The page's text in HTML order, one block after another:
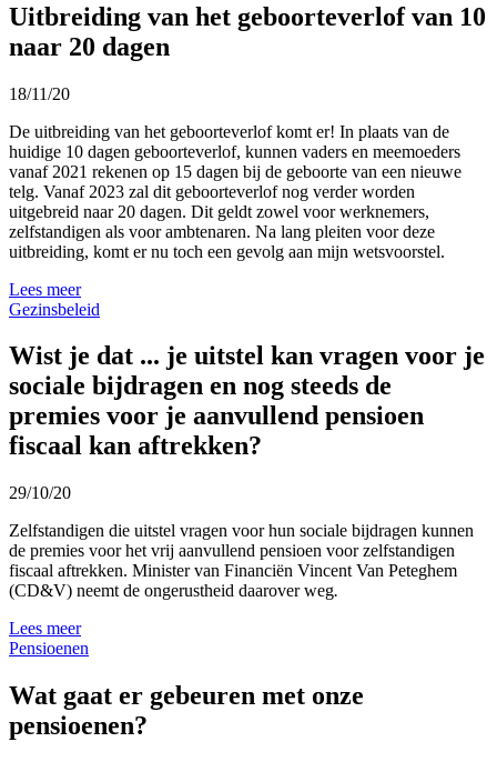
Uitbreiding van het geboorteverlof van 10
naar 20 dagen
18/11/20
De uitbreiding van het geboorteverlof komt er! In plaats van de
huidige 10 dagen geboorteverlof, kunnen vaders en meemoeders
vanaf 2021 rekenen op 15 dagen bij de geboorte van een nieuwe
telg. Vanaf 2023 zal dit geboorteverlof nog verder worden
uitgebreid naar 20 dagen. Dit geldt zowel voor werknemers,
zelfstandigen als voor ambtenaren. Na lang pleiten voor deze
uitbreiding, komt er nu toch een gevolg aan mijn wetsvoorstel.
Lees meer
Gezinsbeleid
Wist je dat ... je uitstel kan vragen voor je
sociale bijdragen en nog steeds de
premies voor je aanvullend pensioen
fiscaal kan aftrekken?
29/10/20
Zelfstandigen die uitstel vragen voor hun sociale bijdragen kunnen
de premies voor het vrij aanvullend pensioen voor zelfstandigen
fiscaal aftrekken. Minister van Financiën Vincent Van Peteghem
(CD&V) neemt de ongerustheid daarover weg.
Lees meer
Pensioenen
Wat gaat er gebeuren met onze
pensioenen?